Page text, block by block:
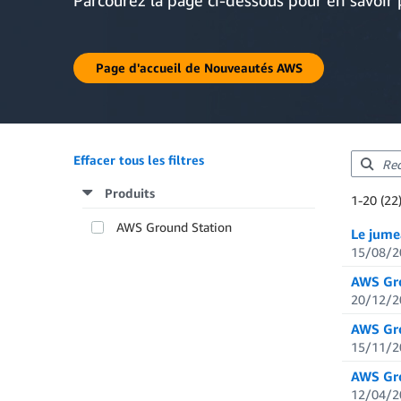
Page d'accueil de Nouveautés AWS
Effacer tous les filtres
Produits
AWS Ground Station
1-20 (22)
Showing
Le
15/08/
AWS
20/12/
AWS
15/11/
AWS
12/04/